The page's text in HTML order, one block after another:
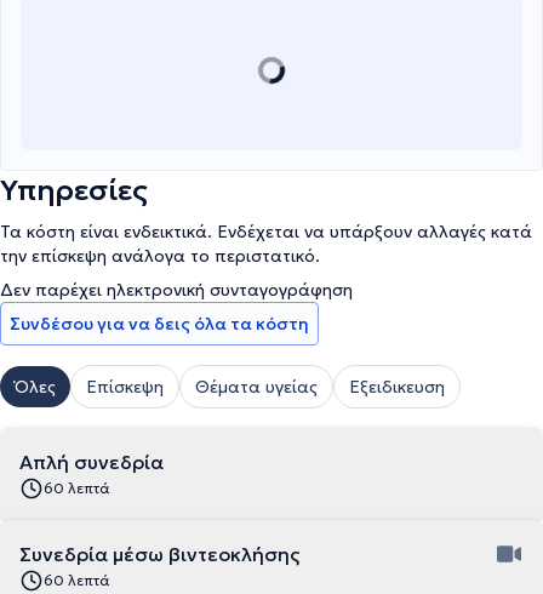
Υπηρεσίες
Τα κόστη είναι ενδεικτικά. Ενδέχεται να υπάρξουν αλλαγές κατά
την επίσκεψη ανάλογα το περιστατικό.
Δεν παρέχει ηλεκτρονική συνταγογράφηση
Συνδέσου για να δεις όλα τα κόστη
Όλες Επίσκεψη Θέματα υγείας Εξειδικευση
Απλή συνεδρία
60 λεπτά
Συνεδρία μέσω βιντεοκλήσης
60 λεπτά